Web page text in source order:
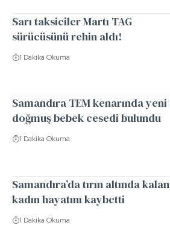
Sarı taksiciler Martı TAG
sürücüsünü rehin aldı!
1 Dakika Okuma
Samandıra TEM kenarında yeni
doğmuş bebek cesedi bulundu
1 Dakika Okuma
Samandıra’da tırın altında kalan
kadın hayatını kaybetti
1 Dakika Okuma